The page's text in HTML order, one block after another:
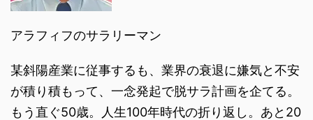
アラフィフのサラリーマン
某斜陽産業に従事するも、業界の衰退に嫌気と不安
が積り積もって、一念発起で脱サラ計画を企てる。
もう直ぐ50歳。人生100年時代の折り返し。あと20